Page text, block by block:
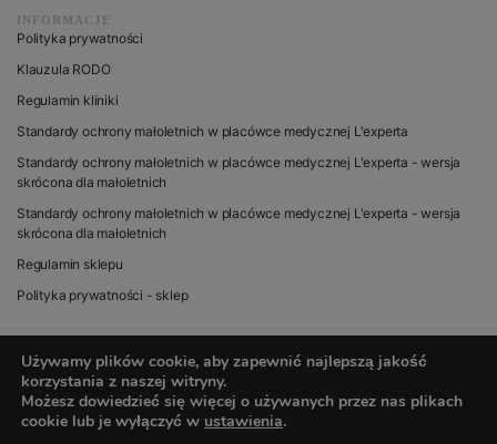
INFORMACJE
Polityka prywatności
Klauzula RODO
Regulamin kliniki
Standardy ochrony małoletnich w placówce medycznej L'experta
Standardy ochrony małoletnich w placówce medycznej L'experta - wersja
skrócona dla małoletnich
Standardy ochrony małoletnich w placówce medycznej L'experta - wersja
skrócona dla małoletnich
Regulamin sklepu
Polityka prywatności - sklep
© 2020 wszystkie prawa zastrzeżone dla L’experta
Używamy plików cookie, aby zapewnić najlepszą jakość
korzystania z naszej witryny.
Możesz dowiedzieć się więcej o używanych przez nas plikach
cookie lub je wyłączyć w ustawienia.